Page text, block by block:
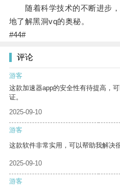
随着科学技术的不断进步，
地了解黑洞vq的奥秘。
#44#
评论
游客
这款加速器app的安全性有待提高，
证。
2025-09-10
游客
这款软件非常实用，可以帮助我解决
2025-09-10
游客